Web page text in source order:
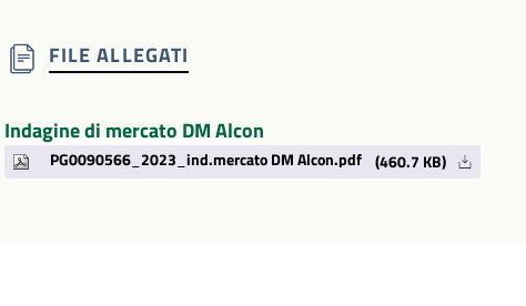
FILE ALLEGATI
Indagine di mercato DM Alcon
PG0090566_2023_ind.mercato DM Alcon.pdf (460.7 KB)